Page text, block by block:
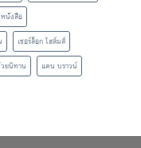
นังสือ
เชอร์ล็อก โฮล์มส์
ยนิทาน
แดน บราวน์